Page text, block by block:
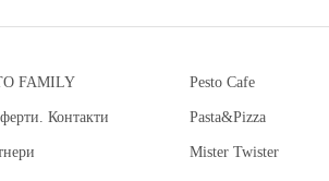
FAMILY
Контакти
Pesto Cafe
Pasta&Pizza
Mister Twister